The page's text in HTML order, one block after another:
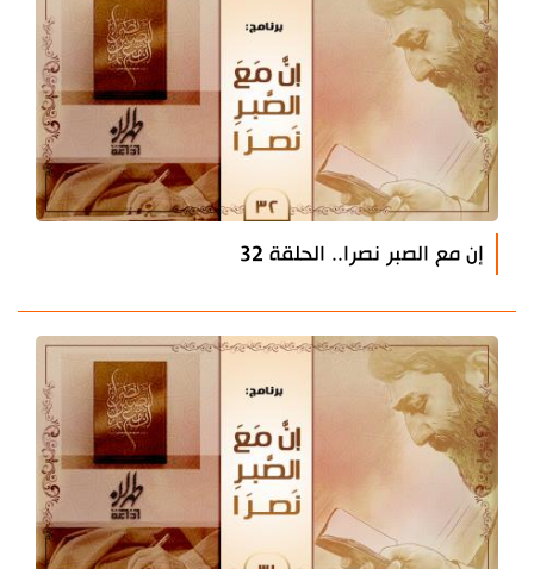
إن مع الصبر نصرا.. الحلقة 32